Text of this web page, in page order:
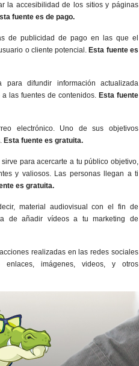
la accesibilidad de los sitios y páginas
fuente es de pago.
de publicidad de pago en las que el
o cliente potencial. Esta fuente es
para difundir información actualizada
las fuentes de contenidos. Esta fuente
electrónico. Uno de sus objetivos
Esta fuente es gratuita.
para acercarte a tu público objetivo,
y valiosos. Las personas llegan a ti
es gratuita.
material audiovisual con el fin de
de añadir vídeos a tu marketing de
realizadas en las redes sociales
imágenes, videos, y otros